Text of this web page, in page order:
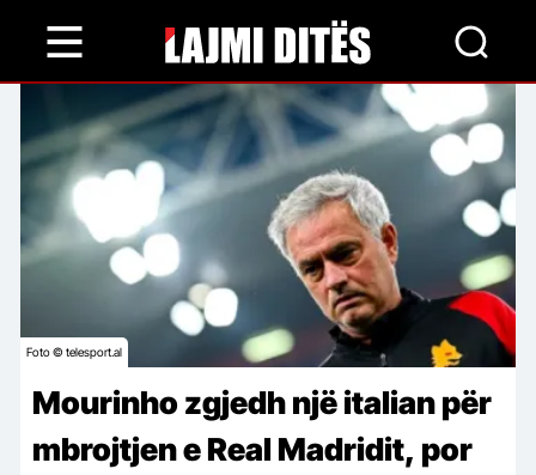
content
Foto © telesport.al
Mourinho zgjedh një italian për
mbrojtjen e Real Madridit, por